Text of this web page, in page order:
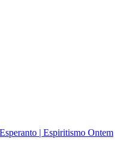
| Espiritismo Ontem